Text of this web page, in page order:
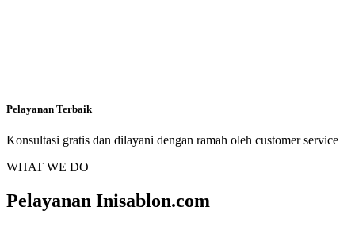
Pelayanan Terbaik
Konsultasi gratis dan dilayani dengan ramah oleh customer service
WHAT WE DO
Pelayanan Inisablon.com